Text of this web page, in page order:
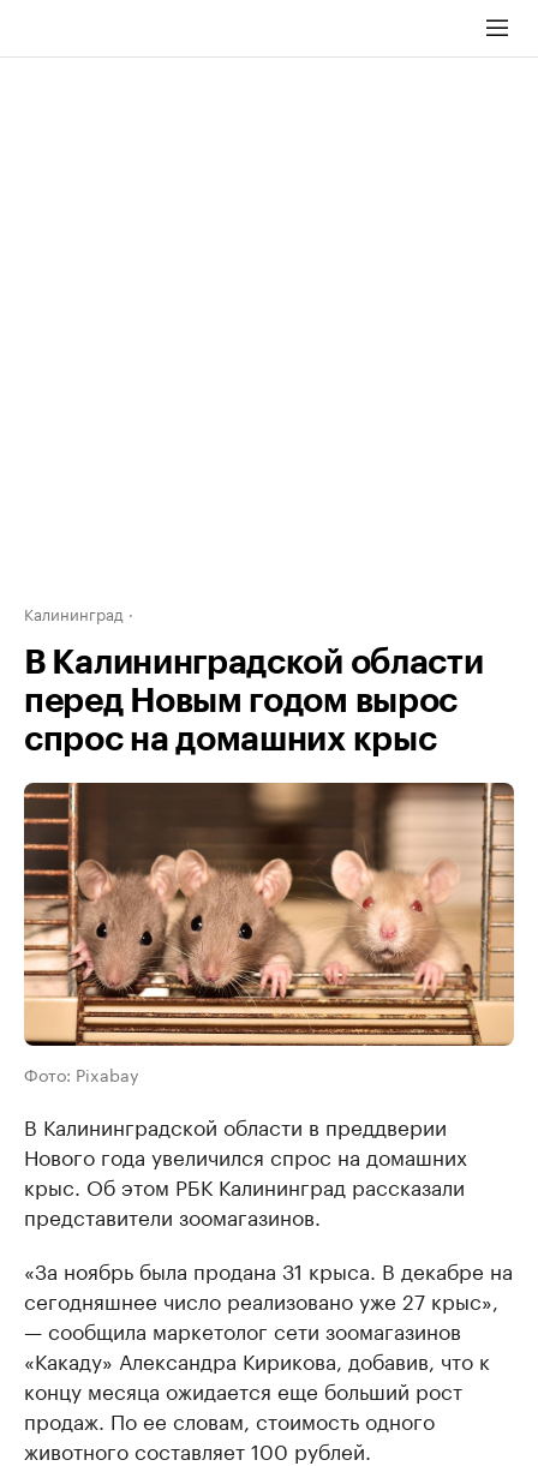
Калининград
В Калининградской области
перед Новым годом вырос
спрос на домашних крыс
Фото: Pixabay
В Калининградской области в преддверии
Нового года увеличился спрос на домашних
крыс. Об этом РБК Калининград рассказали
представители зоомагазинов.
«За ноябрь была продана 31 крыса. В декабре на
сегодняшнее число реализовано уже 27 крыс»,
— сообщила маркетолог сети зоомагазинов
«Какаду» Александра Кирикова, добавив, что к
концу месяца ожидается еще больший рост
продаж. По ее словам, стоимость одного
животного составляет 100 рублей.